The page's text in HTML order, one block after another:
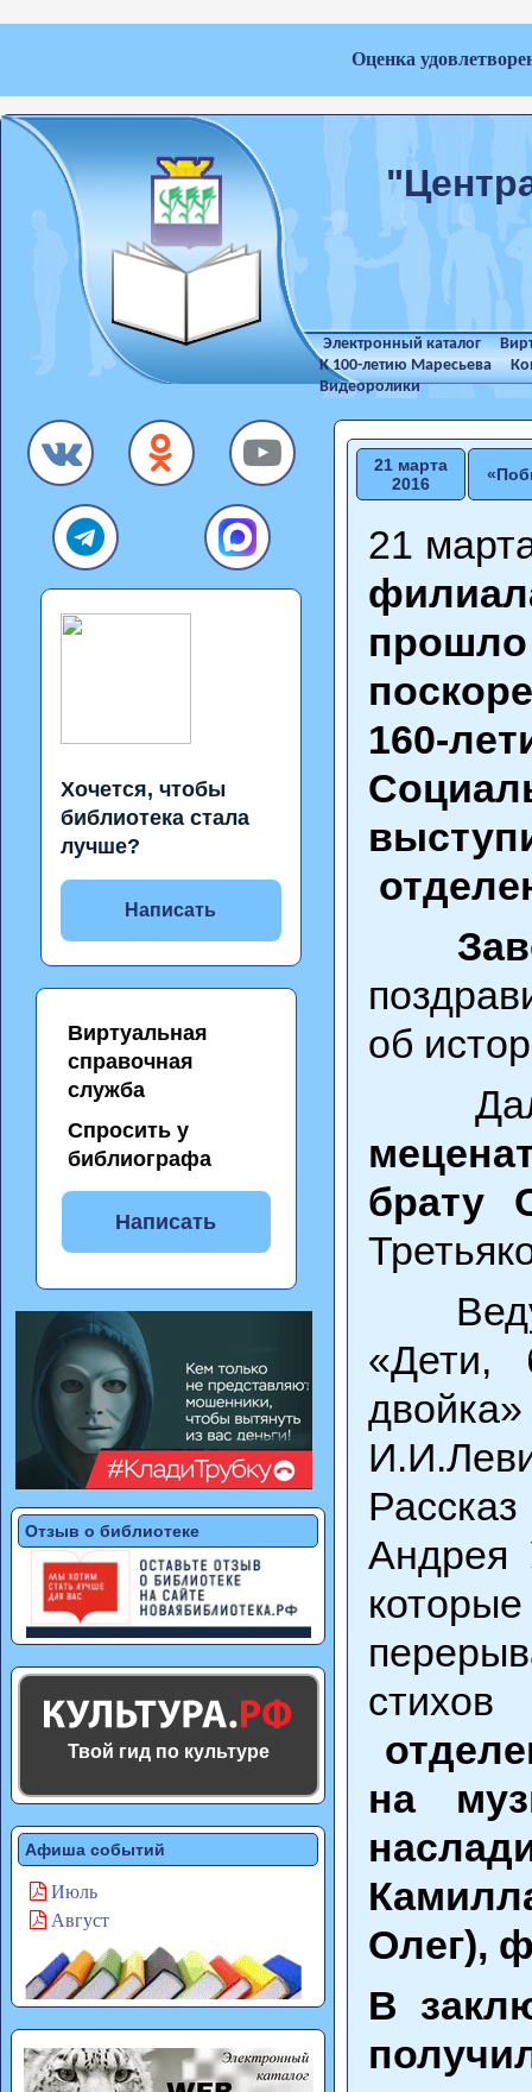
Оценка
Электронный каталог
К 100-летию Маресьева
Видеоролики
Хочется, чтобы
библиотека стала
лучше?
Написать
Виртуальная
справочная
служба
Спросить у
библиографа
Написать
Отзыв о библиотеке
Твой гид по культуре
Афиша событий
Июль
Август
21 марта
2016
21
160-
об
брату
«Дети,
Андрея
на
Олег),
В